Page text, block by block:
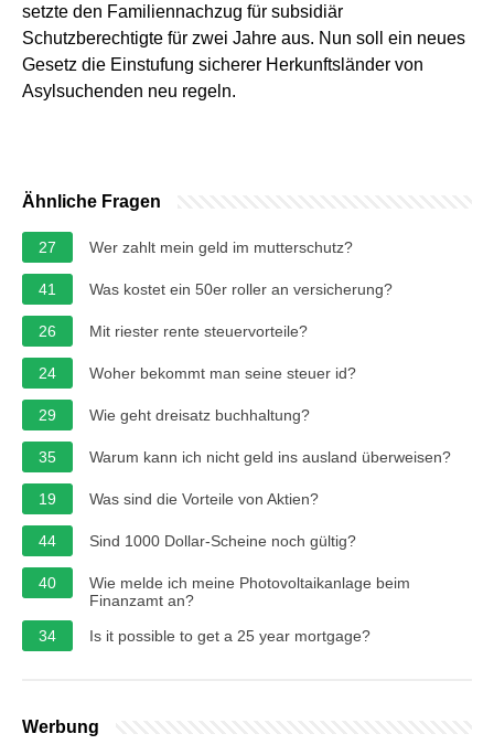
setzte den Familiennachzug für subsidiär
Schutzberechtigte für zwei Jahre aus. Nun soll ein neues
Gesetz die Einstufung sicherer Herkunftsländer von
Asylsuchenden neu regeln.
Ähnliche Fragen
27 Wer zahlt mein geld im mutterschutz?
41 Was kostet ein 50er roller an versicherung?
26 Mit riester rente steuervorteile?
24 Woher bekommt man seine steuer id?
29 Wie geht dreisatz buchhaltung?
35 Warum kann ich nicht geld ins ausland überweisen?
19 Was sind die Vorteile von Aktien?
44 Sind 1000 Dollar-Scheine noch gültig?
40
Wie melde ich meine Photovoltaikanlage beim
Finanzamt an?
34
Is it possible to get a 25 year mortgage?
Werbung